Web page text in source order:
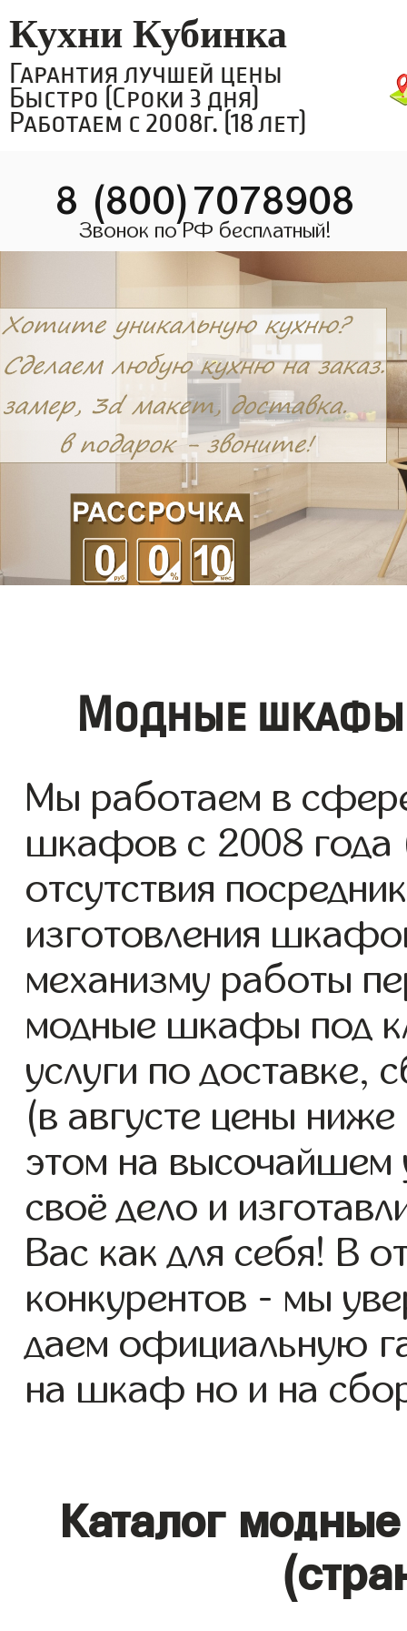
Кухни Кубинка
Гарантия лучшей цены
Быстро (Сроки 3 дня)
Работаем с 2008г. (18 лет)
8 (800)7078908
Звонок по РФ бесплатный!
Модные шкафы
Мы работаем в
шкафов с 2008 года
отсутствия
изготовления
механизму работы
модные шкафы под
услуги по доставке,
(в августе цены
этом на
своё дело и
Вас как для себя! В
конкурентов - мы
даем официальную
на шкаф но и на
Каталог